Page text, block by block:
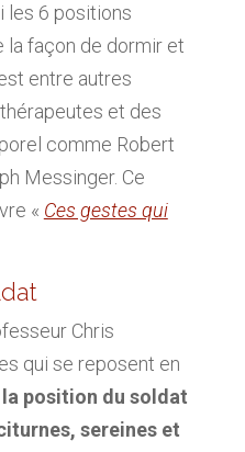
les 6 positions
la façon de dormir et
entre autres
et des
comme Robert
Messinger. Ce
« Ces gestes qui
Chris
qui se reposent en
position du soldat
sereines et